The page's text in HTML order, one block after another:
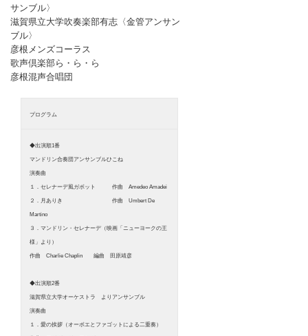
サンブル〉
滋賀県立大学吹奏楽部有志〈金管アンサン
ブル〉
彦根メンズコーラス
歌声倶楽部ら・ら・ら
彦根混声合唱団
プログラム
◆出演順1番
マンドリン合奏団アンサンブルひこね
演奏曲
１．セレナーデ風ガボット 作曲 Amedeo Amadei
２．月ありき 作曲 Umbert De
Martino
３．マンドリン・セレナーデ（映画「ニューヨークの王
様」より）
作曲 Charlie Chaplin 編曲 田原靖彦
◆出演順2番
滋賀県立大学オーケストラ よりアンサンブル
演奏曲
１．愛の挨拶（オーボエとファゴットによる二重奏）